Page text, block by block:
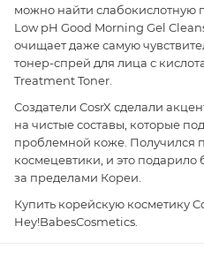
можно найти слабокислотную
Low pH Good Morning Gel
очищает даже самую
тонер-спрей для лица с
Treatment Toner.
Создатели CosrX сделали
на чистые составы, которые
проблемной коже. Получился
космецевтики, и это подарило
за пределами Кореи.
Купить корейскую косметику
Hey!BabesCosmetics.